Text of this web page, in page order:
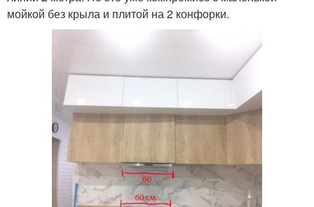
мойкой без крыла и плитой на 2 конфорки.